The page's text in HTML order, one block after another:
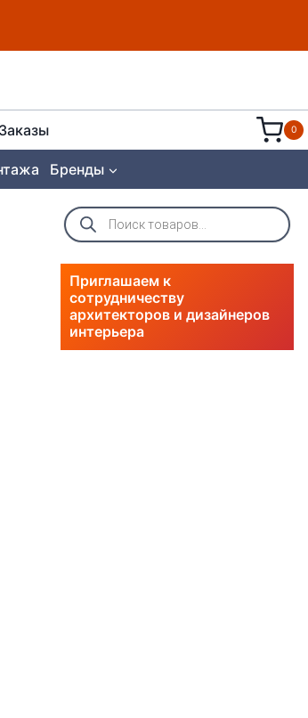
0
Бренды
Поиск
товаров
Приглашаем к
сотрудничеству
архитекторов и дизайнеров
интерьера